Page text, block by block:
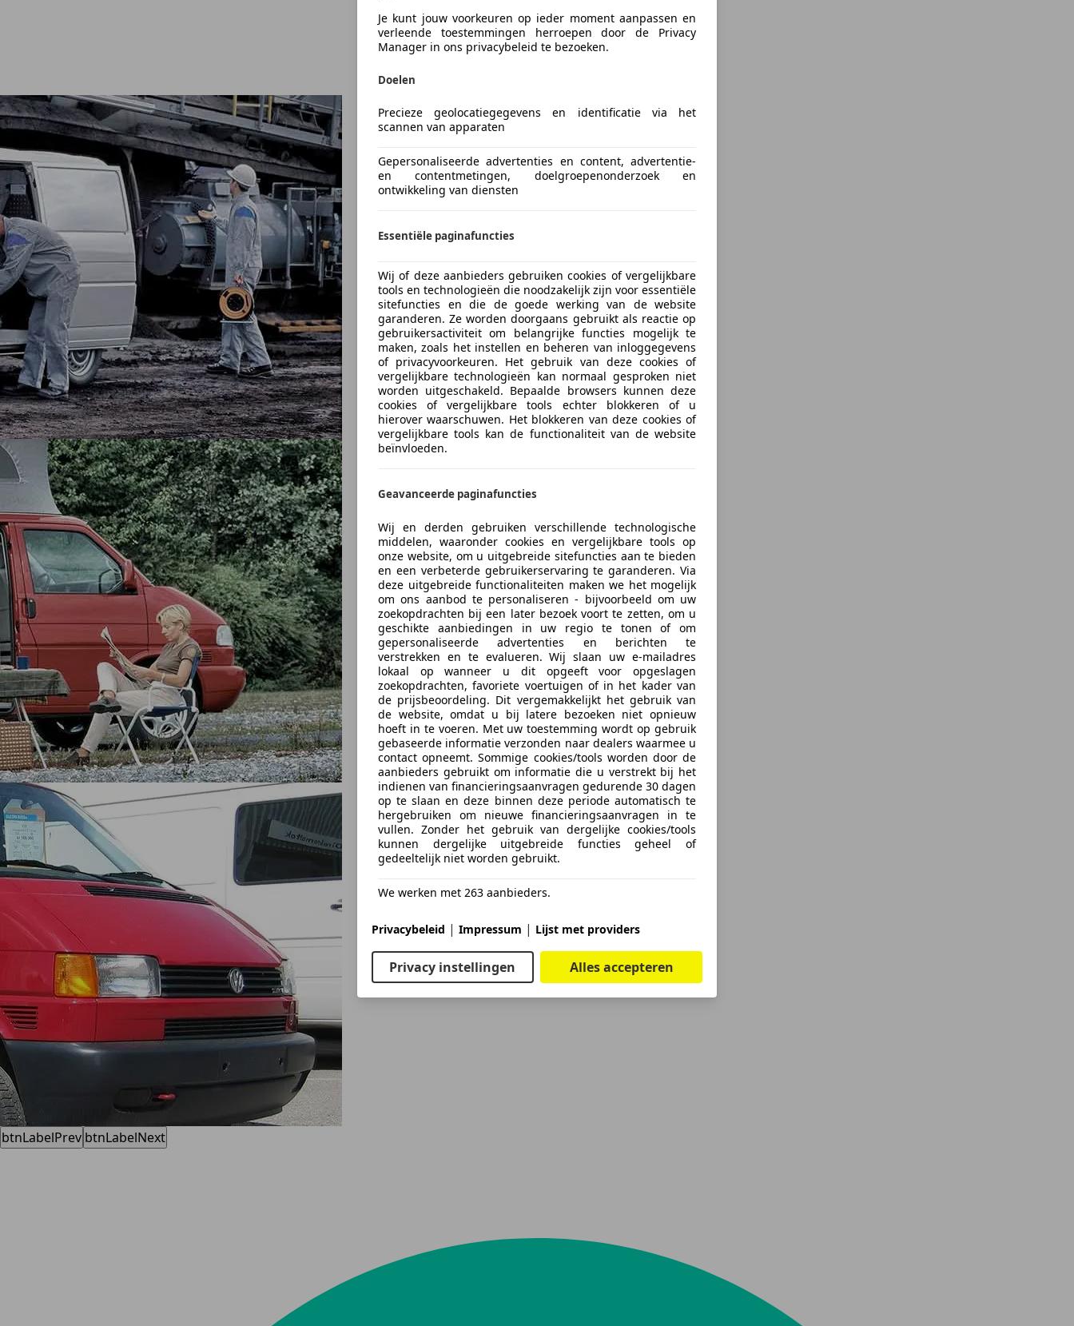
btnLabelPrev btnLabelNext
Je kunt jouw voorkeuren op ieder moment aanpassen en
verleende toestemmingen herroepen door de Privacy
Manager in ons privacybeleid te bezoeken.
Doelen
Precieze geolocatiegegevens en identificatie via het
scannen van apparaten
Gepersonaliseerde advertenties en content, advertentie-
en contentmetingen, doelgroepenonderzoek en
ontwikkeling van diensten
Essentiële paginafuncties
Wij of deze aanbieders gebruiken cookies of vergelijkbare
tools en technologieën die noodzakelijk zijn voor essentiële
sitefuncties en die de goede werking van de website
garanderen. Ze worden doorgaans gebruikt als reactie op
gebruikersactiviteit om belangrijke functies mogelijk te
maken, zoals het instellen en beheren van inloggegevens
of privacyvoorkeuren. Het gebruik van deze cookies of
vergelijkbare technologieën kan normaal gesproken niet
worden uitgeschakeld. Bepaalde browsers kunnen deze
cookies of vergelijkbare tools echter blokkeren of u
hierover waarschuwen. Het blokkeren van deze cookies of
vergelijkbare tools kan de functionaliteit van de website
beïnvloeden.
Geavanceerde paginafuncties
Wij en derden gebruiken verschillende technologische
middelen, waaronder cookies en vergelijkbare tools op
onze website, om u uitgebreide sitefuncties aan te bieden
en een verbeterde gebruikerservaring te garanderen. Via
deze uitgebreide functionaliteiten maken we het mogelijk
om ons aanbod te personaliseren - bijvoorbeeld om uw
zoekopdrachten bij een later bezoek voort te zetten, om u
geschikte aanbiedingen in uw regio te tonen of om
gepersonaliseerde advertenties en berichten te
verstrekken en te evalueren. Wij slaan uw e-mailadres
lokaal op wanneer u dit opgeeft voor opgeslagen
zoekopdrachten, favoriete voertuigen of in het kader van
de prijsbeoordeling. Dit vergemakkelijkt het gebruik van
de website, omdat u bij latere bezoeken niet opnieuw
hoeft in te voeren. Met uw toestemming wordt op gebruik
gebaseerde informatie verzonden naar dealers waarmee u
contact opneemt. Sommige cookies/tools worden door de
aanbieders gebruikt om informatie die u verstrekt bij het
indienen van financieringsaanvragen gedurende 30 dagen
op te slaan en deze binnen deze periode automatisch te
hergebruiken om nieuwe financieringsaanvragen in te
vullen. Zonder het gebruik van dergelijke cookies/tools
kunnen dergelijke uitgebreide functies geheel of
gedeeltelijk niet worden gebruikt.
We werken met 263 aanbieders.
Privacybeleid | Impressum | Lijst met providers
Privacy instellingen Alles accepteren